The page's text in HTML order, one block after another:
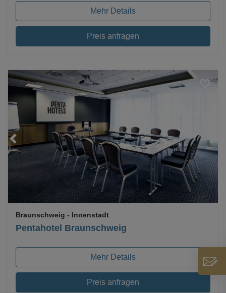
Mehr Details
Preis anfragen
Loading...
Pentahotel Braunschweig
Braunschweig - Innenstadt
Mehr Details
Preis anfragen